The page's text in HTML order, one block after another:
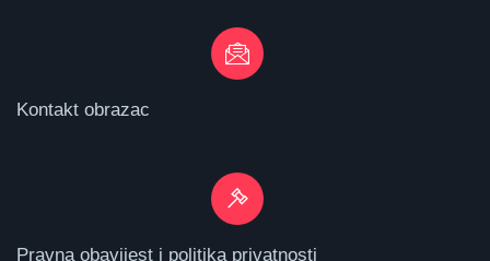
Kontakt obrazac
Pravna obavijest i politika privatnosti